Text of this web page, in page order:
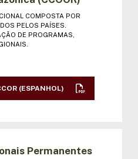
ATA |
(ESPANHOL)
COMPOSTA POR
PELOS PAÍSES.
DE PROGRAMAS,
(ESPANHOL)
Permanentes